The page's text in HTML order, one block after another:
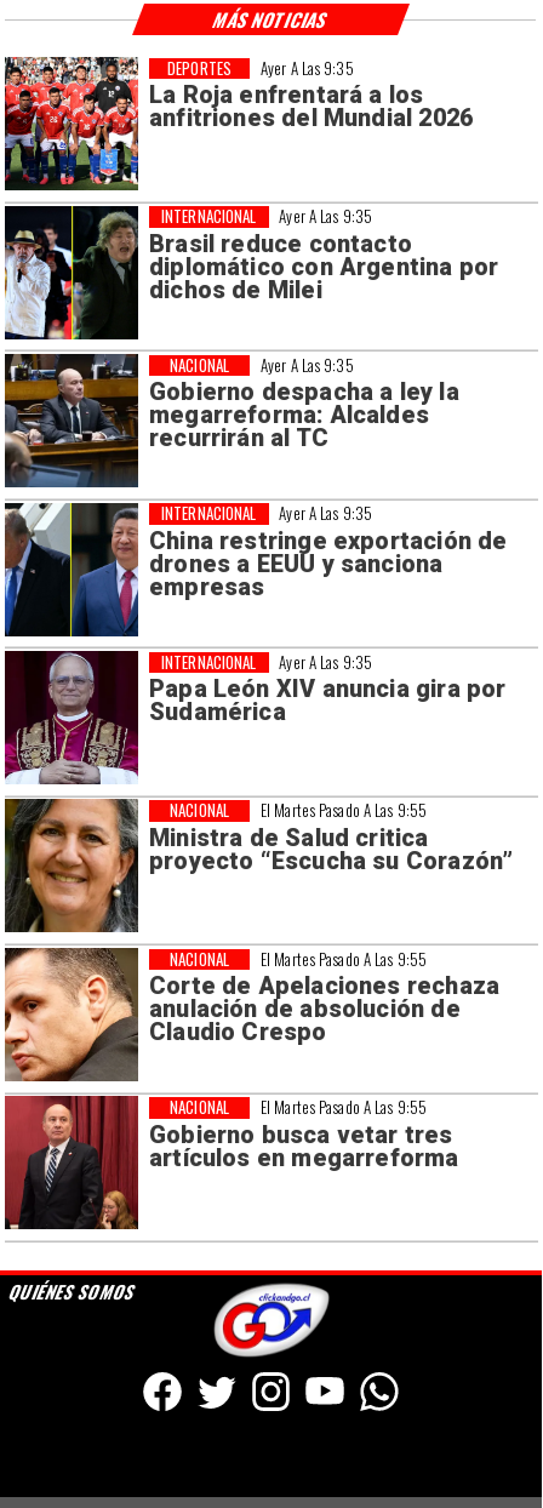
Ayer A Las 9:35
La Roja enfrentará a los
anfitriones del Mundial 2026
DEPORTES
Ayer A Las 9:35
Brasil reduce contacto
diplomático con Argentina por
dichos de Milei
INTERNACIONAL
Ayer A Las 9:35
Gobierno despacha a ley la
megarreforma: Alcaldes
recurrirán al TC
NACIONAL
Ayer A Las 9:35
China restringe exportación de
drones a EEUU y sanciona
empresas
INTERNACIONAL
Ayer A Las 9:35
Papa León XIV anuncia gira por
Sudamérica
INTERNACIONAL
El Martes Pasado A Las 9:55
Ministra de Salud critica
proyecto “Escucha su Corazón”
NACIONAL
El Martes Pasado A Las 9:55
Corte de Apelaciones rechaza
anulación de absolución de
Claudio Crespo
NACIONAL
El Martes Pasado A Las 9:55
Gobierno busca vetar tres
artículos en megarreforma
NACIONAL
MÁS NOTICIAS
QUIÉNES SOMOS